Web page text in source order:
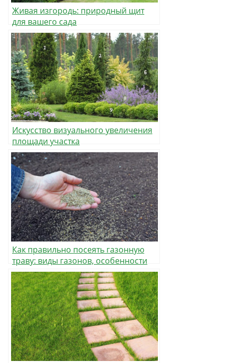
Живая изгородь: природный щит
для вашего сада
Искусство визуального увеличения
площади участка
Как правильно посеять газонную
траву: виды газонов, особенности
подготовки участка и посева